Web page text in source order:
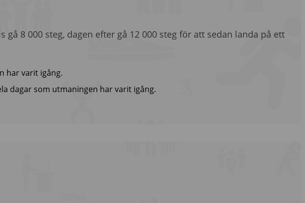
8 000 steg, dagen efter gå 12 000 steg för att sedan landa på ett
har varit igång.
dagar som utmaningen har varit igång.